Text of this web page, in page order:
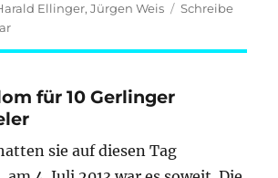
Ellinger,Jürgen Weis
Schreibe
zu
Bauern-
für
Gerlinger
Jugendspieler
für 10 Gerlinger
sie auf diesen Tag